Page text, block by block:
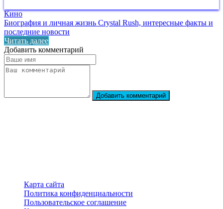
Кино
Биография и личная жизнь Crystal Rush, интересные факты и
последние новости
Читать далее
Добавить комментарий
Добавить комментарий
Карта сайта
Политика конфиденциальности
Пользовательское соглашение